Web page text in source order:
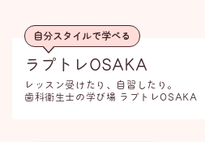
ラプトレOSAKA
レッスン受けたり、自習したり。
歯科衛生士の学び場 ラプトレOSAKA
自分スタイルで学べる